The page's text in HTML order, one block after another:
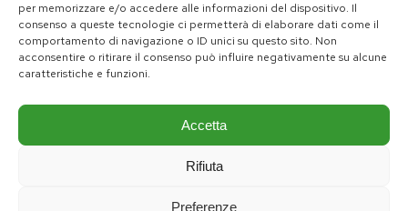
per memorizzare e/o accedere alle informazioni del dispositivo. Il
consenso a queste tecnologie ci permetterà di elaborare dati come il
comportamento di navigazione o ID unici su questo sito. Non
acconsentire o ritirare il consenso può influire negativamente su alcune
caratteristiche e funzioni.
Accetta
Rifiuta
Preferenze
pd@consiglio.regione.lombardia.it
ufficiostampa.pd@consiglio.regione.lombardia.it
Pagine Facebook Gruppo Consiliare PD LombardiaPagina Messenger Gruppo Consiliare PD LombardiaPagina Instagram Gruppo PD LombardiaPagina Youtube Gruppo PD Lombardia